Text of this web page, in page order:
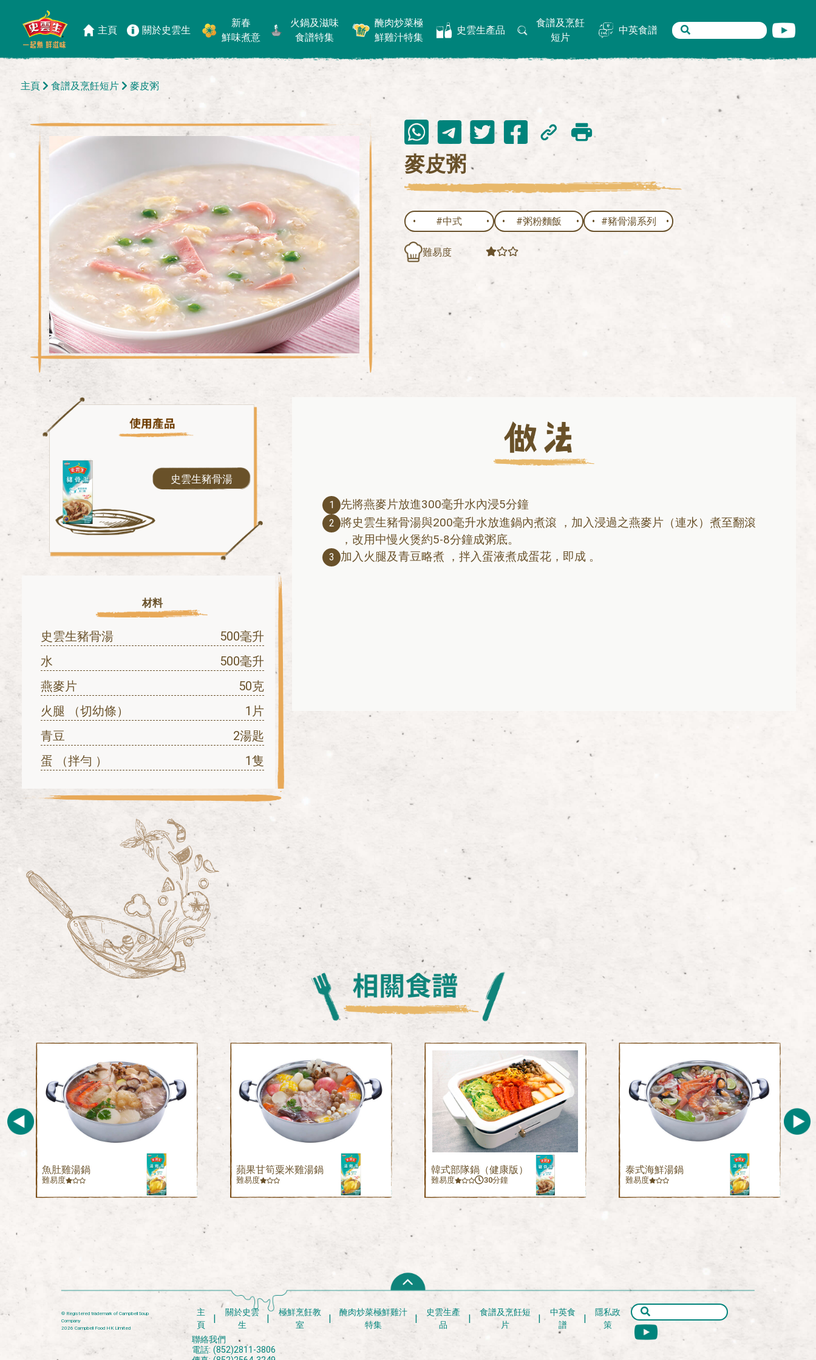
主頁 關於史雲生
新春
鮮味煮意
火鍋及滋味
食譜特集
醃肉炒菜極
鮮雞汁特集
史雲生產品
食譜及烹飪
短片
中英食譜
主頁 食譜及烹飪短片 麥皮粥
麥皮粥
#中式 #粥粉麵飯 #豬骨湯系列
難易度
史雲生豬骨湯
材料
史雲生豬骨湯
500毫升
水
500毫升
燕麥片
50克
火腿 （切幼條）
1片
青豆
2湯匙
蛋 （拌勻 ）
1隻
1 先將燕麥片放進300毫升水內浸5分鐘
2 將史雲生豬骨湯與200毫升水放進鍋內煮滾 ，加入浸過之燕麥片（連水）煮至翻滾
，改用中慢火煲約5-8分鐘成粥底。
3 加入火腿及青豆略煮 ，拌入蛋液煮成蛋花，即成 。
魚肚雞湯鍋
難易度
蘋果甘筍粟米雞湯鍋
難易度
韓式部隊鍋（健康版）
難易度 30分鐘
泰式海鮮湯鍋
難易度
® Registered trademark of Campbell Soup
Company
2026 Campbell Food HK Limited
主
頁
關於史雲
生
極鮮烹飪教
室
醃肉炒菜極鮮雞汁
特集
史雲生產
品
食譜及烹飪短
片
中英食
譜
隱私政
策
聯絡我們
電話: (852)2811-3806